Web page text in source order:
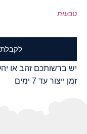
טבעות
לקבלת
יש ברשותכם זהב או
זמן ייצור עד 7 ימים